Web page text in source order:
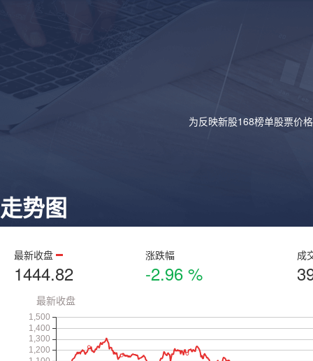
为反映新股168榜单股票价
走势图
最新收盘
1444.82
涨跌幅
-2.96 %
成